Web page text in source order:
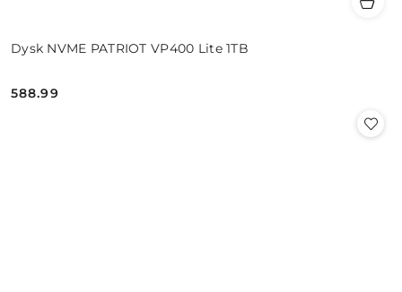
Dysk NVME PATRIOT VP400 Lite 1TB
Cena:
588.99